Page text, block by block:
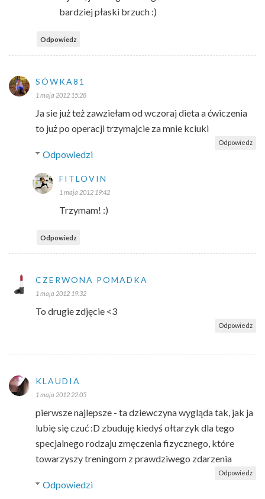
bardziej płaski brzuch :)
Odpowiedz
SÓWKA81
1 maja 2012 15:28
Ja sie już też zawziełam od wczoraj dieta a ćwiczenia
to już po operacji trzymajcie za mnie kciuki
Odpowiedz
Odpowiedzi
FITLOVIN
1 maja 2012 19:42
Trzymam! :)
Odpowiedz
CZERWONA POMADKA
1 maja 2012 19:32
To drugie zdjęcie <3
Odpowiedz
KLAUDIA
1 maja 2012 22:05
pierwsze najlepsze - ta dziewczyna wygląda tak, jak ja
lubię się czuć :D zbuduję kiedyś ołtarzyk dla tego
specjalnego rodzaju zmęczenia fizycznego, które
towarzyszy treningom z prawdziwego zdarzenia
Odpowiedz
Odpowiedzi